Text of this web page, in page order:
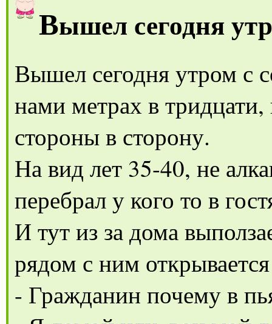
Вышел сегодня
Вышел сегодня утром с
нами метрах в
стороны в сторону.
На вид лет 35-40, не
перебрал у кого то в
И тут из за дома
рядом с ним
- Гражданин почему в